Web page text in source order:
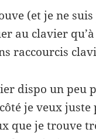
(et je ne
au clavier
raccourcis
dispo un peu
je veux
que je trouve